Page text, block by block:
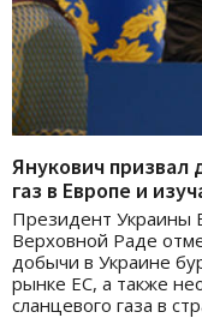
Янукович призвал
газ в Европе и
Президент Украины
Верховной Раде
добычи в Украине
рынке ЕС, а также
сланцевого газа в